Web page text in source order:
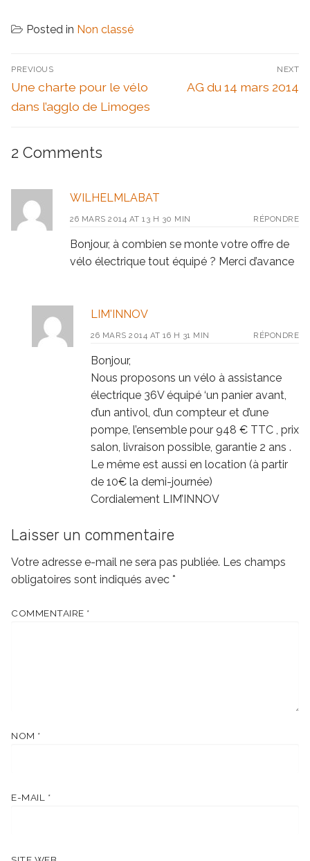
Posted in Non classé
Navigation
de
l’article
PREVIOUS
Previous
post:
Une charte pour le vélo
dans l’agglo de Limoges
NEXT
Next
AG du 14 mars 2014
2 Comments
WILHELMLABAT
26 MARS 2014 AT 13 H 30 MIN RÉPONDRE
Bonjour, à combien se monte votre offre de
vélo électrique tout équipé ? Merci d’avance
LIM'INNOV
26 MARS 2014 AT 16 H 31 MIN RÉPONDRE
Bonjour,
Nous proposons un vélo à assistance
électrique 36V équipé ‘un panier avant,
d’un antivol, d’un compteur et d’une
pompe, l’ensemble pour 948 € TTC , prix
salon, livraison possible, garantie 2 ans .
Le même est aussi en location (à partir
de 10€ la demi-journée)
Cordialement LIM’INNOV
Laisser un commentaire
Votre adresse e-mail ne sera pas publiée. Les champs
obligatoires sont indiqués avec *
COMMENTAIRE *
NOM *
E-MAIL *